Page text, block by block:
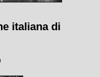
italiana di